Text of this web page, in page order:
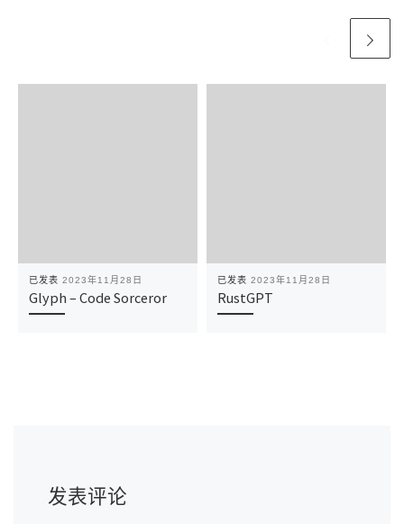
已发表 2023年11月28日
Glyph – Code Sorceror
已发表 2023年11月28日
RustGPT
发表评论